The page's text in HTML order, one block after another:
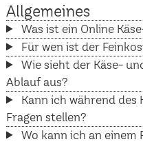
Allgemeines
Was ist ein Online
Für wen ist der
Wie sieht der Käse-
Ablauf aus?
Kann ich während des
Fragen stellen?
Wo kann ich an einem